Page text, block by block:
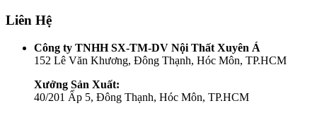
Liên Hệ
Công ty TNHH SX-TM-DV Nội Thất Xuyên Á
152 Lê Văn Khương, Đông Thạnh, Hóc Môn, TP.HCM
Xưởng Sản Xuất:
40/201 Ấp 5, Đông Thạnh, Hóc Môn, TP.HCM